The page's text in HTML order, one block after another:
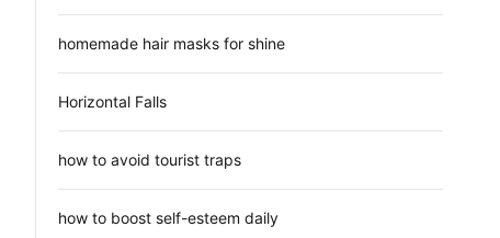
homemade hair masks for shine
Horizontal Falls
how to avoid tourist traps
how to boost self-esteem daily